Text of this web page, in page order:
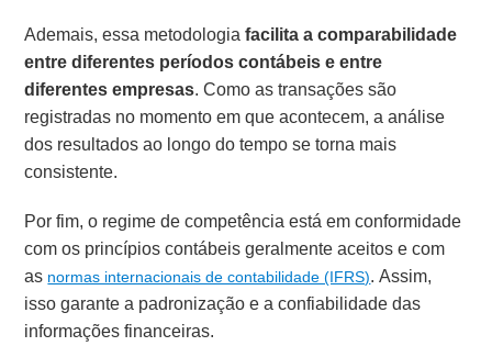
Ademais, essa metodologiafacilita a comparabilidade
entre diferentes períodos contábeis e entre
diferentes empresas. Como as transações são
registradas no momento em que acontecem, a análise
dos resultados ao longo do tempo se torna mais
consistente.
Por fim, o regime de competência está em conformidade
com os princípios contábeis geralmente aceitos e com
as normas internacionais de contabilidade (IFRS). Assim,
isso garante a padronização e a confiabilidade das
informações financeiras.